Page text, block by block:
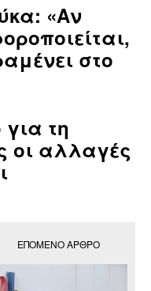
«Αν
στο
τη
οι αλλαγές
ΕΠΌΜΕΝΟ ΆΡΘΡΟ